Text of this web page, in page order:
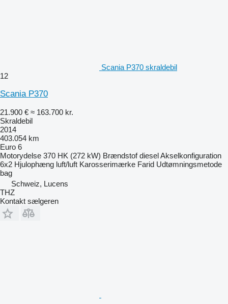
Scania P370 skraldebil
12
Scania P370
21.900 € ≈ 163.700 kr.
Skraldebil
2014
403.054 km
Euro 6
Motorydelse 370 HK (272 kW) Brændstof dieselAkselkonfiguration
6x2 Hjulophæng luft/luft Karosserimærke Farid Udtømningsmetode
bag
Schweiz, Lucens
THZ
Kontakt sælgeren